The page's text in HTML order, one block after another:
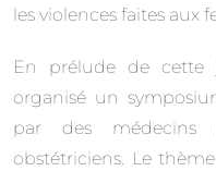
les violences faites aux
En prélude de cette
organisé un
par des médecins
obstétriciens. Le